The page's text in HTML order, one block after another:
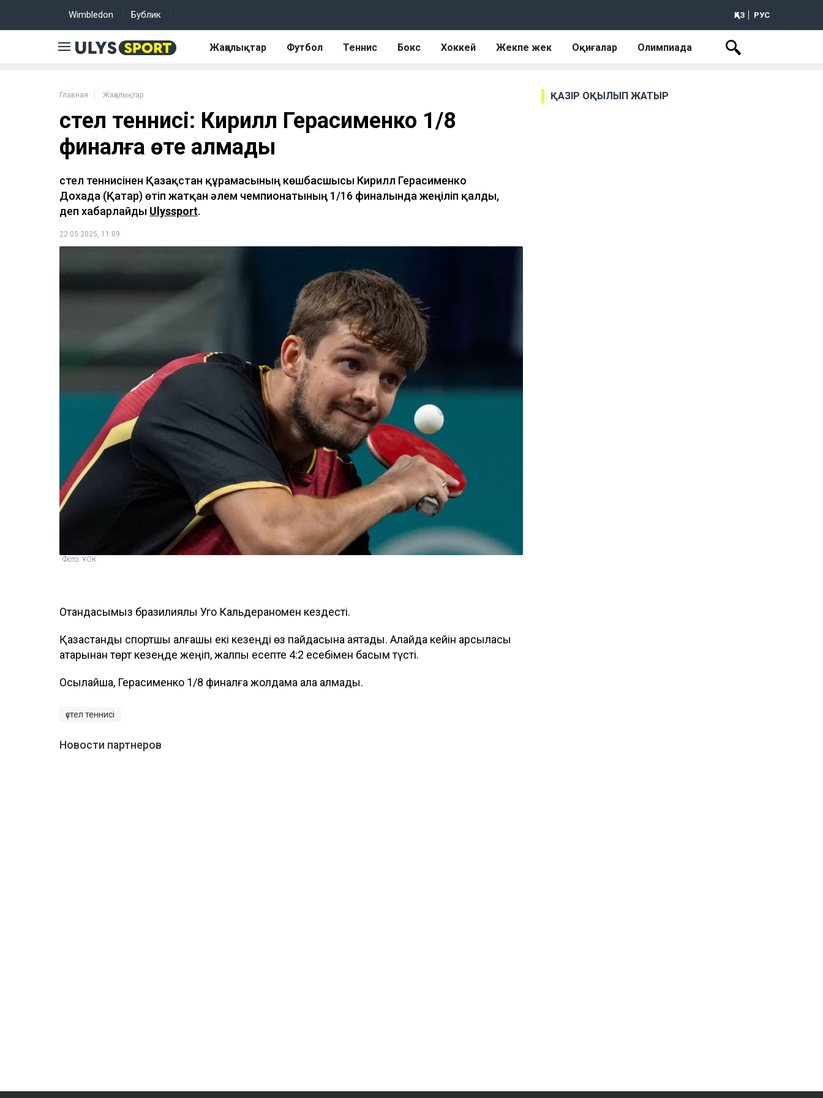
Wimbledon Бублик ҚАЗ РУС
Жаңалықтар Футбол Теннис Бокс Хоккей Жекпе жек Оқиғалар Олимпиада
Главная Жаңалықтар
Үстел теннисі: Кирилл Герасименко 1/8
финалға өте алмады
Үстел теннисінен Қазақстан құрамасының көшбасшысы Кирилл Герасименко
Дохада (Қатар) өтіп жатқан әлем чемпионатының 1/16 финалында жеңіліп қалды,
деп хабарлайды Ulyssport.
22.05.2025, 11:09
Фото: ҰОК
Отандасымыз бразилиялық Уго Кальдераномен кездесті.
Қазақстандық спортшы алғашқы екі кезеңді өз пайдасына аяқтады. Алайда кейін қарсыласы
қатарынан төрт кезеңде жеңіп, жалпы есепте 4:2 есебімен басым түсті.
Осылайша, Герасименко 1/8 финалға жолдама ала алмады.
үстел теннисі
Новости партнеров
ҚАЗІР ОҚЫЛЫП ЖАТЫР